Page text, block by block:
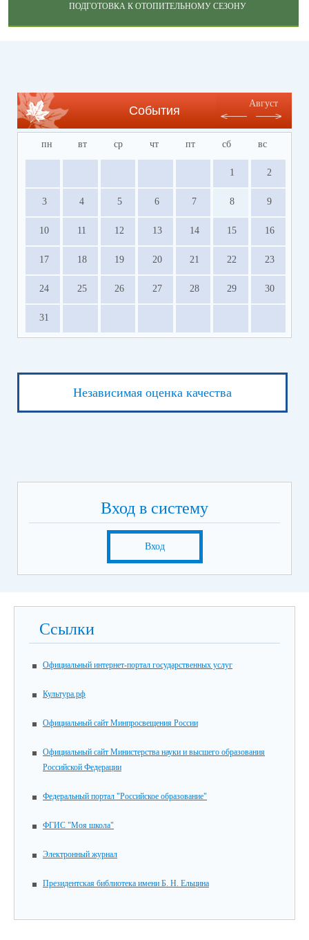
ПОДГОТОВКА К ОТОПИТЕЛЬНОМУ СЕЗОНУ
События
Август
пн вт ср чт пт сб вс
1 2
3 4 5 6 7 8 9
10 11 12 13 14 15 16
17 18 19 20 21 22 23
24 25 26 27 28 29 30
31
Независимая оценка качества
Вход в систему
Вход
Ссылки
Официальный интернет-портал государственных услуг
Культура.рф
Официальный сайт Минпросвещения России
Официальный сайт Министерства науки и высшего образования
Российской Федерации
Федеральный портал "Российское образование"
ФГИС "Моя школа"
Электронный журнал
Президентская библиотека имени Б. Н. Ельцина